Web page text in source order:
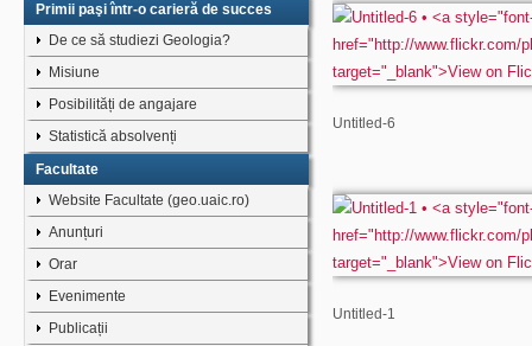
Untitled-6
Untitled-1
Primii paşi într-o carieră de succes
De ce să studiezi Geologia?
Misiune
Posibilități de angajare
Statistică absolvenți
Facultate
Website Facultate (geo.uaic.ro)
Anunțuri
Orar
Evenimente
Publicații